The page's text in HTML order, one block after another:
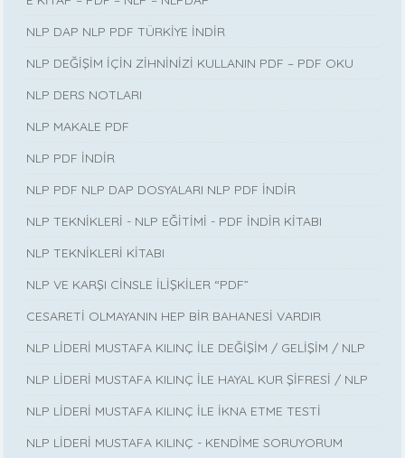
NLP DAP NLP PDF TÜRKİYE İNDİR
NLP DEĞİŞİM İÇİN ZİHNİNİZİ KULLANIN PDF – PDF OKU
NLP DERS NOTLARI
NLP MAKALE PDF
NLP PDF İNDİR
NLP PDF NLP DAP DOSYALARI NLP PDF İNDİR
NLP TEKNİKLERİ - NLP EĞİTİMİ - PDF İNDİR KİTABI
NLP TEKNİKLERİ KİTABI
NLP VE KARŞI CİNSLE İLİŞKİLER “PDF”
CESARETİ OLMAYANIN HEP BİR BAHANESİ VARDIR
NLP LİDERİ MUSTAFA KILINÇ İLE DEĞİŞİM / GELİŞİM / NLP
NLP LİDERİ MUSTAFA KILINÇ İLE HAYAL KUR ŞİFRESİ / NLP
NLP LİDERİ MUSTAFA KILINÇ İLE İKNA ETME TESTİ
NLP LİDERİ MUSTAFA KILINÇ - KENDİME SORUYORUM